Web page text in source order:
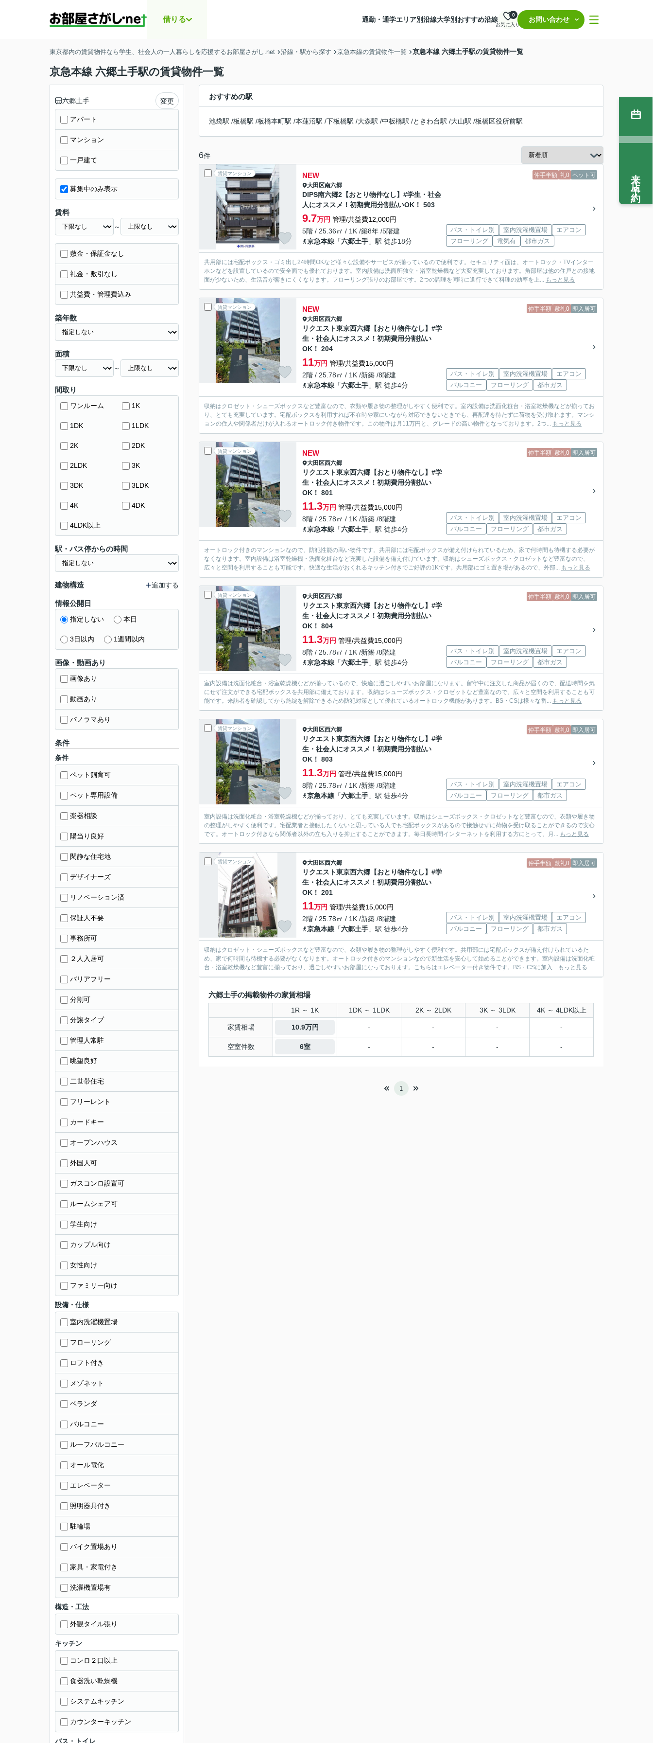
借りる 通勤・通学エリア別沿線大学別おすすめ沿線
お気に入り
0
お問い合わせ
東京都内の賃貸物件なら学生、社会人の一人暮らしを応援するお部屋さがし.net 沿線・駅から探す 京急本線の賃貸物件一覧 京急本線 六郷土手駅の賃貸物件一覧
京急本線 六郷土手駅の賃貸物件一覧
おすすめの駅
池袋駅 /板橋駅 /板橋本町駅 /本蓮沼駅 /下板橋駅 /大森駅 /中板橋駅 /ときわ台駅 /大山駅 /板橋区役所前駅
6件
賃貸マンション 仲手半額 礼0 ペット可
NEW
大田区南六郷
DIPS南六郷2【おとり物件なし】#学生・社会
人にオススメ！初期費用分割払いOK！ 503
9.7万円 管理/共益費12,000円
5階 / 25.36㎡ / 1K /築8年 /5階建
京急本線 「六郷土手 」駅 徒歩18分
バス・トイレ別 室内洗濯機置場
エアコン
フローリング
電気有 都市ガス
共用部には宅配ボックス・ゴミ出し24時間OKなど様々な設備やサービスが揃っているので便利です。セキュリティ面は、オートロック・TVインター
ホンなどを設置しているので安全面でも優れております。室内設備は洗面所独立・浴室乾燥機など大変充実しております。角部屋は他の住戸との接地
面が少ないため、生活音が響きにくくなります。フローリング張りのお部屋です。2つの調理を同時に進行できて料理の効率を上... もっと見る
賃貸マンション 仲手半額 敷礼0 即入居可
NEW
大田区西六郷
リクエスト東京西六郷【おとり物件なし】#学
生・社会人にオススメ！初期費用分割払い
OK！ 204
11万円 管理/共益費15,000円
2階 / 25.78㎡ / 1K /新築 /8階建
京急本線 「六郷土手 」駅 徒歩4分
バス・トイレ別 室内洗濯機置場
エアコン
バルコニー
フローリング 都市ガス
収納はクロゼット・シューズボックスなど豊富なので、衣類や履き物の整理がしやすく便利です。室内設備は洗面化粧台・浴室乾燥機などが揃ってお
り、とても充実しています。宅配ボックスを利用すれば不在時や家にいながら対応できないときでも、再配達を待たずに荷物を受け取れます。マンシ
ョンの住人や関係者だけが入れるオートロック付き物件です。この物件は月11万円と、グレードの高い物件となっております。2つ... もっと見る
賃貸マンション 仲手半額 敷礼0 即入居可
NEW
大田区西六郷
リクエスト東京西六郷【おとり物件なし】#学
生・社会人にオススメ！初期費用分割払い
OK！ 801
11.3万円 管理/共益費15,000円
8階 / 25.78㎡ / 1K /新築 /8階建
京急本線 「六郷土手 」駅 徒歩4分
バス・トイレ別 室内洗濯機置場
エアコン
バルコニー
フローリング 都市ガス
オートロック付きのマンションなので、防犯性能の高い物件です。共用部には宅配ボックスが備え付けられているため、家で何時間も待機する必要が
なくなります。室内設備は浴室乾燥機・洗面化粧台など充実した設備を備え付けています。収納はシューズボックス・クロゼットなど豊富なので、
広々と空間を利用することも可能です。快適な生活がおくれるキッチン付きでご好評の1Kです。共用部にゴミ置き場があるので、外部... もっと見る
賃貸マンション 仲手半額 敷礼0 即入居可
大田区西六郷
リクエスト東京西六郷【おとり物件なし】#学
生・社会人にオススメ！初期費用分割払い
OK！ 804
11.3万円 管理/共益費15,000円
8階 / 25.78㎡ / 1K /新築 /8階建
京急本線 「六郷土手 」駅 徒歩4分
バス・トイレ別 室内洗濯機置場
エアコン
バルコニー
フローリング 都市ガス
室内設備は洗面化粧台・浴室乾燥機などが揃っているので、快適に過ごしやすいお部屋になります。留守中に注文した商品が届くので、配送時間を気
にせず注文ができる宅配ボックスを共用部に備えております。収納はシューズボックス・クロゼットなど豊富なので、広々と空間を利用することも可
能です。来訪者を確認してから施錠を解除できるため防犯対策として優れているオートロック機能があります。BS・CSは様々な番... もっと見る
賃貸マンション 仲手半額 敷礼0 即入居可
大田区西六郷
リクエスト東京西六郷【おとり物件なし】#学
生・社会人にオススメ！初期費用分割払い
OK！ 803
11.3万円 管理/共益費15,000円
8階 / 25.78㎡ / 1K /新築 /8階建
京急本線 「六郷土手 」駅 徒歩4分
バス・トイレ別 室内洗濯機置場
エアコン
バルコニー
フローリング 都市ガス
室内設備は洗面化粧台・浴室乾燥機などが揃っており、とても充実しています。収納はシューズボックス・クロゼットなど豊富なので、衣類や履き物
の整理がしやすく便利です。宅配業者と接触したくないと思っている人でも宅配ボックスがあるので接触せずに荷物を受け取ることができるので安心
です。オートロック付きなら関係者以外の立ち入りを抑止することができます。毎日長時間インターネットを利用する方にとって、月... もっと見る
賃貸マンション 仲手半額 敷礼0 即入居可
大田区西六郷
リクエスト東京西六郷【おとり物件なし】#学
生・社会人にオススメ！初期費用分割払い
OK！ 201
11万円 管理/共益費15,000円
2階 / 25.78㎡ / 1K /新築 /8階建
京急本線 「六郷土手 」駅 徒歩4分
バス・トイレ別 室内洗濯機置場
エアコン
バルコニー
フローリング 都市ガス
収納はクロゼット・シューズボックスなど豊富なので、衣類や履き物の整理がしやすく便利です。共用部には宅配ボックスが備え付けられているた
め、家で何時間も待機する必要がなくなります。オートロック付きのマンションなので新生活を安心して始めることができます。室内設備は洗面化粧
台・浴室乾燥機など豊富に揃っており、過ごしやすいお部屋になっております。こちらはエレベーター付き物件です。BS・CSに加入... もっと見る
六郷土手の掲載物件の家賃相場
1R ～ 1K 1DK ～ 1LDK 2K ～ 2LDK 3K ～ 3LDK 4K ～ 4LDK以上
家賃相場 10.9万円 - - - -
空室件数 6室 - - - -
1
六郷土手 変更
アパート
マンション
一戸建て
募集中のみ表示
賃料
～
敷金・保証金なし
礼金・敷引なし
共益費・管理費込み
築年数
面積
～
間取り
ワンルーム 1K
1DK 1LDK
2K 2DK
2LDK 3K
3DK 3LDK
4K 4DK
4LDK以上
駅・バス停からの時間
建物構造 追加する
情報公開日
指定しない 本日
3日以内 1週間以内
画像・動画あり
画像あり
動画あり
パノラマあり
条件
条件
ペット飼育可
ペット専用設備
楽器相談
陽当り良好
閑静な住宅地
デザイナーズ
リノベーション済
保証人不要
事務所可
２人入居可
バリアフリー
分割可
分譲タイプ
管理人常駐
眺望良好
二世帯住宅
フリーレント
カードキー
オープンハウス
外国人可
ガスコンロ設置可
ルームシェア可
学生向け
カップル向け
女性向け
ファミリー向け
設備・仕様
室内洗濯機置場
フローリング
ロフト付き
メゾネット
ベランダ
バルコニー
ルーフバルコニー
オール電化
エレベーター
照明器具付き
駐輪場
バイク置場あり
家具・家電付き
洗濯機置場有
構造・工法
外観タイル張り
キッチン
コンロ２口以上
食器洗い乾燥機
システムキッチン
カウンターキッチン
バス・トイレ
来店予約